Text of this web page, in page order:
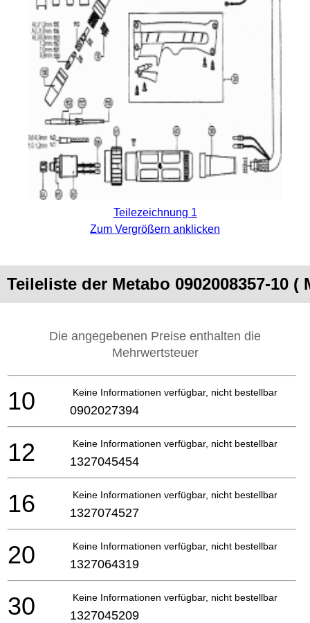
Teilezeichnung 1
Zum Vergrößern anklicken
Teileliste der Metabo 0902008357-10 (
Die angegebenen Preise enthalten die
Mehrwertsteuer
Keine Informationen verfügbar, nicht bestellbar
10 0902027394
Keine Informationen verfügbar, nicht bestellbar
12 1327045454
Keine Informationen verfügbar, nicht bestellbar
16 1327074527
Keine Informationen verfügbar, nicht bestellbar
20 1327064319
Keine Informationen verfügbar, nicht bestellbar
30 1327045209